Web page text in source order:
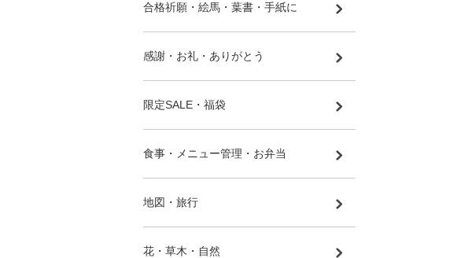
合格祈願・絵馬・葉書・手紙に
感謝・お礼・ありがとう
限定SALE・福袋
食事・メニュー管理・お弁当
地図・旅行
花・草木・自然